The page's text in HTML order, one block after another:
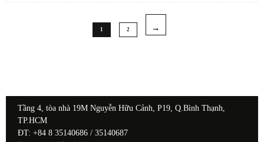
1 2
Tầng 4, tòa nhà 19M Nguyễn Hữu Cảnh, P19, Q.Bình Thạnh,
TP.HCM
ĐT: +84 8 35140686 / 35140687